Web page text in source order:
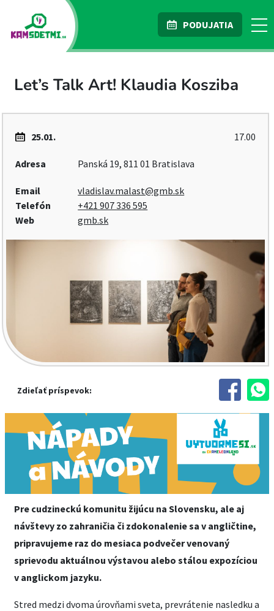
PODUJATIA
Let’s Talk Art! Klaudia Kosziba
25.01. 17.00
Adresa Panská 19, 811 01 Bratislava
Email
vladislav.malast@gmb.sk
Telefón
+421 907 336 595
Web
gmb.sk
Zdieľať príspevok:
Pre cudzineckú komunitu žijúcu na Slovensku, ale aj
návštevy zo zahraničia či zdokonalenie sa v angličtine,
pripravujeme raz do mesiaca podvečer venovaný
sprievodu aktuálnou výstavou alebo stálou expozíciou
v anglickom jazyku.
Stred medzi dvoma úrovňami sveta, prevrátenie nasledku a